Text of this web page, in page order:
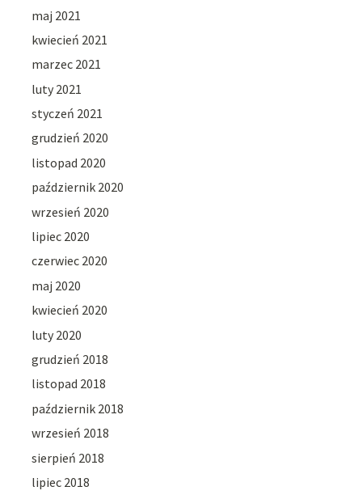
maj 2021
kwiecień 2021
marzec 2021
luty 2021
styczeń 2021
grudzień 2020
listopad 2020
październik 2020
wrzesień 2020
lipiec 2020
czerwiec 2020
maj 2020
kwiecień 2020
luty 2020
grudzień 2018
listopad 2018
październik 2018
wrzesień 2018
sierpień 2018
lipiec 2018